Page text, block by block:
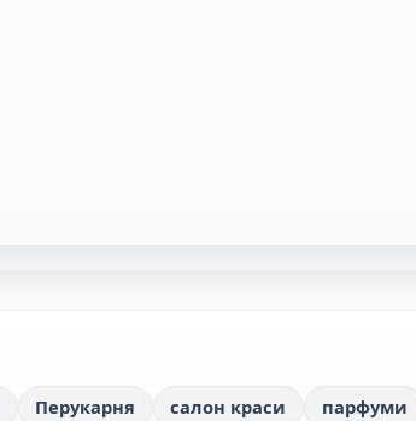
Перукарня салон краси парфуми